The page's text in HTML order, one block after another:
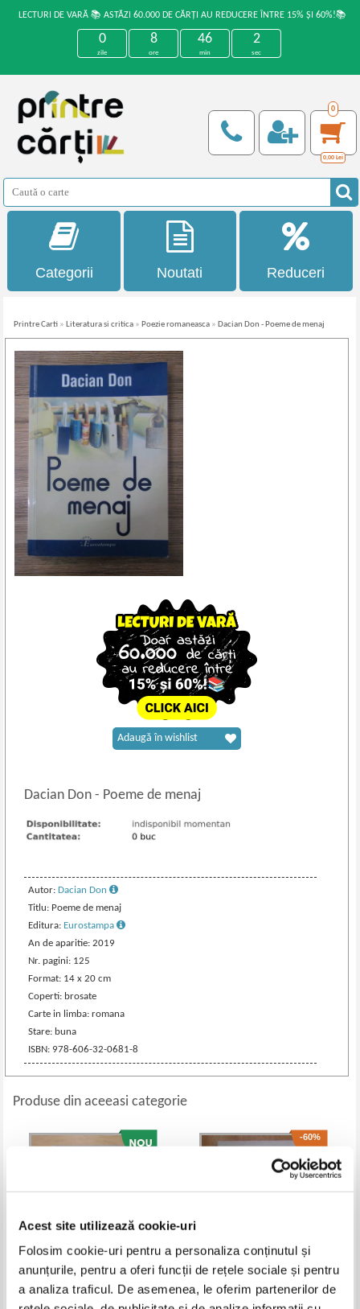
Acest site utilizează cookie-uri
Folosim cookie-uri pentru a personaliza conținutul și
anunțurile, pentru a oferi funcții de rețele sociale și pentru
a analiza traficul. De asemenea, le oferim partenerilor de
LECTURI DE VARĂ 📚 ASTĂZI 60.000 DE CĂRȚI AU REDUCERE ÎNTRE 15% ȘI 60%!📚
0
zile
8
ore
46
min
2
sec
0
0,00 Lei
Categorii Noutati Reduceri
Printre Carti » Literatura si critica » Poezie romaneasca » Dacian Don - Poeme de menaj
Dacian Don- Poeme de menaj
Autor:Dacian Don
Titlu: Poeme de menaj
Editura: Eurostampa
An de aparitie: 2019
Nr. pagini: 125
Format: 14 x 20 cm
Coperti: brosate
Carte in limba: romana
Stare: buna
ISBN: 978-606-32-0681-8
Adaugă în wishlist
Produse din aceeasi categorie
-60%